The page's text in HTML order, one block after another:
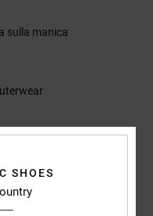
sulla manica
SHOES